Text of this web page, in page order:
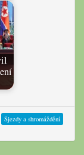
Sjezdy a shromáždění